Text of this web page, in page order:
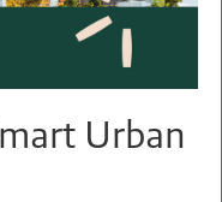
Urban